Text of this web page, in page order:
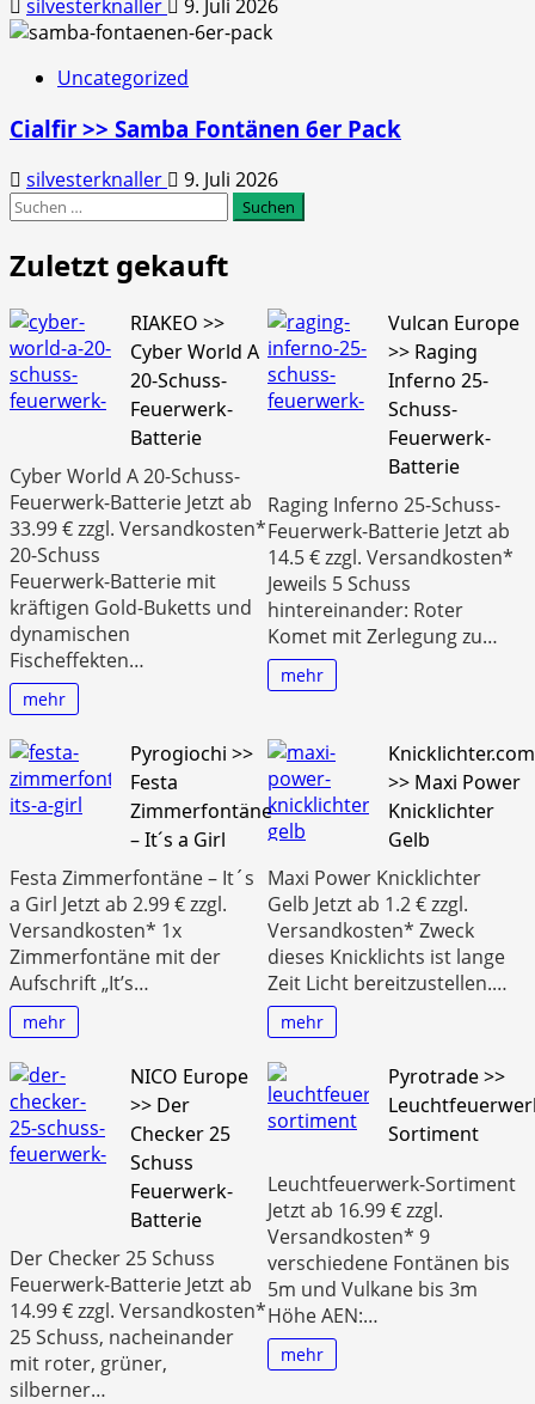
silvesterknaller 9. Juli 2026
Uncategorized
Cialfir >> Samba Fontänen 6er Pack
silvesterknaller
9. Juli 2026
Suchen
Zuletzt gekauft
RIAKEO >>
Cyber World A
20-Schuss-
Feuerwerk-
Batterie
Cyber World A 20-Schuss-
Feuerwerk-Batterie Jetzt ab
33.99 € zzgl. Versandkosten*
20‑Schuss
Feuerwerk‑Batterie mit
kräftigen Gold‑Buketts und
dynamischen
Fischeffekten…
mehr
Vulcan Europe
>> Raging
Inferno 25-
Schuss-
Feuerwerk-
Batterie
Raging Inferno 25-Schuss-
Feuerwerk-Batterie Jetzt ab
14.5 € zzgl. Versandkosten*
Jeweils 5 Schuss
hintereinander: Roter
Komet mit Zerlegung zu…
mehr
Pyrogiochi >>
Festa
Zimmerfontäne
– It´s a Girl
Festa Zimmerfontäne – It´s
a Girl Jetzt ab 2.99 € zzgl.
Versandkosten* 1x
Zimmerfontäne mit der
Aufschrift „It’s…
mehr
Knicklichter.com
>> Maxi Power
Knicklichter
Gelb
Maxi Power Knicklichter
Gelb Jetzt ab 1.2 € zzgl.
Versandkosten* Zweck
dieses Knicklichts ist lange
Zeit Licht bereitzustellen.…
mehr
NICO Europe
>> Der
Checker 25
Schuss
Feuerwerk-
Batterie
Der Checker 25 Schuss
Feuerwerk-Batterie Jetzt ab
14.99 € zzgl. Versandkosten*
25 Schuss, nacheinander
mit roter, grüner,
silberner…
Pyrotrade >>
Sortiment
Leuchtfeuerwerk-Sortiment
Jetzt ab 16.99 € zzgl.
Versandkosten* 9
verschiedene Fontänen bis
5m und Vulkane bis 3m
Höhe AEN:…
mehr